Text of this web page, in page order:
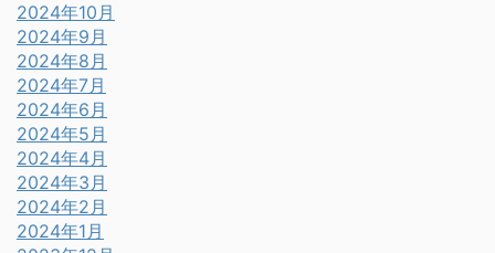
2024年10月
2024年9月
2024年8月
2024年7月
2024年6月
2024年5月
2024年4月
2024年3月
2024年2月
2024年1月